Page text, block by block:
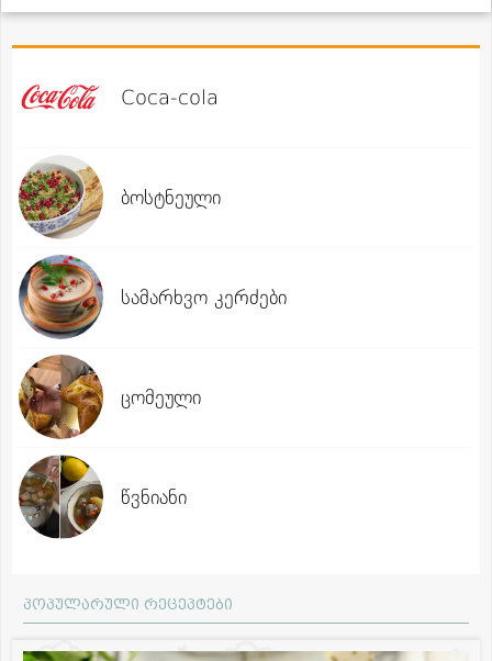
Coca-cola
ბოსტნეული
სამარხვო კერძები
ცომეული
წვნიანი
პოპულარული რეცეპტები